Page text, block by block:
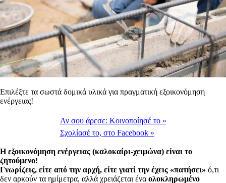
Επιλέξτε τα σωστά δομικά υλικά για πραγματική εξοικονόμηση
ενέργειας!
Αν σου άρεσε: Κοινοποίησέ το »
Σχολίασέ το, στο Facebook »
Η εξοικονόμηση ενέργειας (καλοκαίρι-χειμώνα) είναι το
ζητούμενο!
Γνωρίζεις, είτε από την αρχή, είτε γιατί την έχεις «πατήσει» ό,τι
δεν αρκούν τα ημίμετρα, αλλά χρειάζεται ένα ολοκληρωμένο